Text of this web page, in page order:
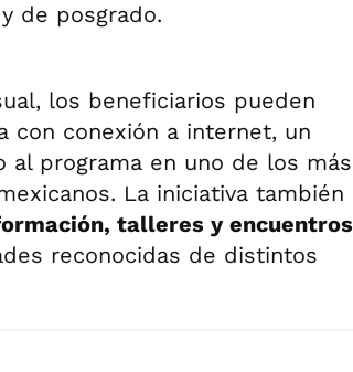
de posgrado.
los beneficiarios pueden
con conexión a internet, un
al programa en uno de los más
La iniciativa también
talleres y encuentros
reconocidas de distintos